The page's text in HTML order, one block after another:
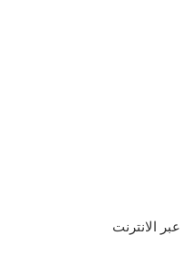
الانترنت